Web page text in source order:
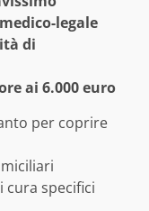
legale
di
ai 6.000 euro
per coprire
cura specifici